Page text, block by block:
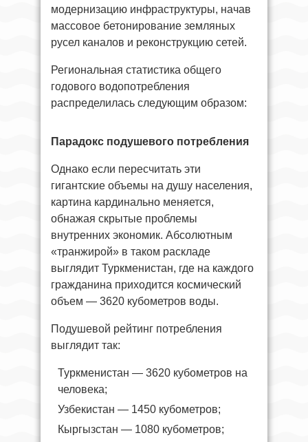
модернизацию инфраструктуры, начав
массовое бетонирование земляных
русел каналов и реконструкцию сетей.
Региональная статистика общего
годового водопотребления
распределилась следующим образом:
Парадокс подушевого потребления
Однако если пересчитать эти
гигантские объемы на душу населения,
картина кардинально меняется,
обнажая скрытые проблемы
внутренних экономик. Абсолютным
«транжирой» в таком раскладе
выглядит Туркменистан, где на каждого
гражданина приходится космический
объем — 3620 кубометров воды.
Подушевой рейтинг потребления
выглядит так:
Туркменистан — 3620 кубометров на
человека;
Узбекистан — 1450 кубометров;
Кыргызстан — 1080 кубометров;